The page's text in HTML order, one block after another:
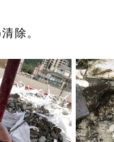
除。